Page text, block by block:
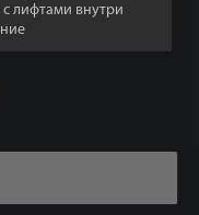
лифтами внутри